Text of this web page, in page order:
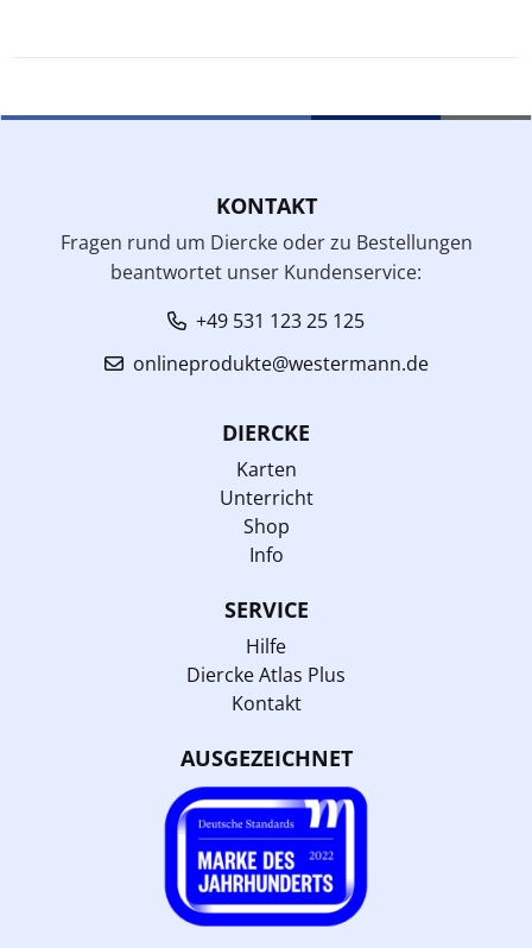
KONTAKT
Fragen rund um Diercke oder zu Bestellungen
beantwortet unser Kundenservice:
+49 531 123 25 125
onlineprodukte@westermann.de
DIERCKE
Karten
Unterricht
Shop
Info
SERVICE
Hilfe
Diercke Atlas Plus
Kontakt
AUSGEZEICHNET